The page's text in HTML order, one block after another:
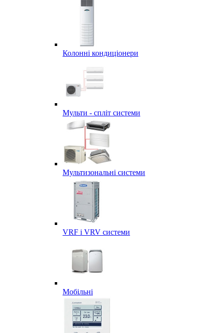
Колонні кондиціонери
Мульти - спліт системи
Мультизональні системи
VRF і VRV системи
Мобільні